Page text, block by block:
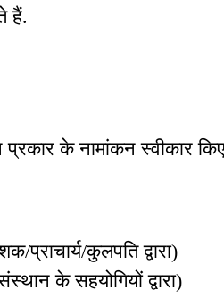
हैं.
के नामांकन स्वीकार
प्राचार्य/कुलपति द्वारा)
के सहयोगियों द्वारा)